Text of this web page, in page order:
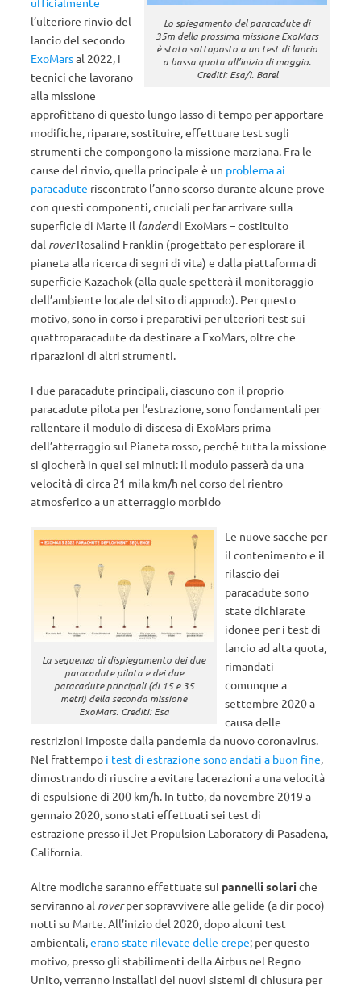
Lo spiegamento del paracadute di
35m della prossima missione ExoMars
è stato sottoposto a un test di lancio
a bassa quota all’inizio di maggio.
Crediti: Esa/I. Barel
l’ulteriore rinvio del
lancio del secondo
ExoMarsal 2022, i
tecnici che lavorano
alla missione
approfittano di questo lungo lasso di tempo per apportare
modifiche, riparare, sostituire, effettuare test sugli
strumenti che compongono la missione marziana. Fra le
cause del rinvio, quella principale è un problema ai
paracadute riscontrato l’anno scorso durante alcune prove
con questi componenti, cruciali per far arrivare sulla
superficie di Marte il landerdi ExoMars – costituito
dal roverRosalind Franklin (progettato per esplorare il
pianeta alla ricerca di segni di vita) e dalla piattaforma di
superficie Kazachok (alla quale spetterà il monitoraggio
dell’ambiente locale del sito di approdo). Per questo
motivo, sono in corso i preparativi per ulteriori test sui
quattroparacadute da destinare a ExoMars, oltre che
riparazioni di altri strumenti.
I due paracadute principali, ciascuno con il proprio
paracadute pilota per l’estrazione, sono fondamentali per
rallentare il modulo di discesa di ExoMars prima
dell’atterraggio sul Pianeta rosso, perché tutta la missione
si giocherà in quei sei minuti: il modulo passerà da una
velocità di circa 21 mila km/h nel corso del rientro
atmosferico a un atterraggio morbido
La sequenza di dispiegamento dei due
paracadute pilota e dei due
paracadute principali (di 15 e 35
metri) della seconda missione
ExoMars. Crediti: Esa
Le nuove sacche per
il contenimento e il
rilascio dei
paracadute sono
state dichiarate
idonee per i test di
lancio ad alta quota,
rimandati
comunque a
settembre 2020 a
causa delle
restrizioni imposte dalla pandemia da nuovo coronavirus.
Nel frattempo i test di estrazione sono andati a buon fine,
dimostrando di riuscire a evitare lacerazioni a una velocità
di espulsione di 200 km/h. In tutto, da novembre 2019 a
gennaio 2020, sono stati effettuati sei test di
estrazione presso il Jet Propulsion Laboratory di Pasadena,
California.
Altre modiche saranno effettuate sui pannelli solari che
serviranno al roverper sopravvivere alle gelide (a dir poco)
notti su Marte. All’inizio del 2020, dopo alcuni test
ambientali,erano state rilevate delle crepe; per questo
motivo, presso gli stabilimenti della Airbus nel Regno
Unito, verranno installati dei nuovi sistemi di chiusura per